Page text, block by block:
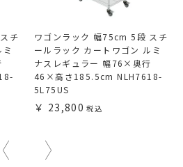
チ
ワゴンラック 幅75cm 5段 スチ
ールラック カートワゴン ルミ
ナスレギュラー 幅76×奥行
46×高さ185.5cm NLH7618-
5L75US
23,800